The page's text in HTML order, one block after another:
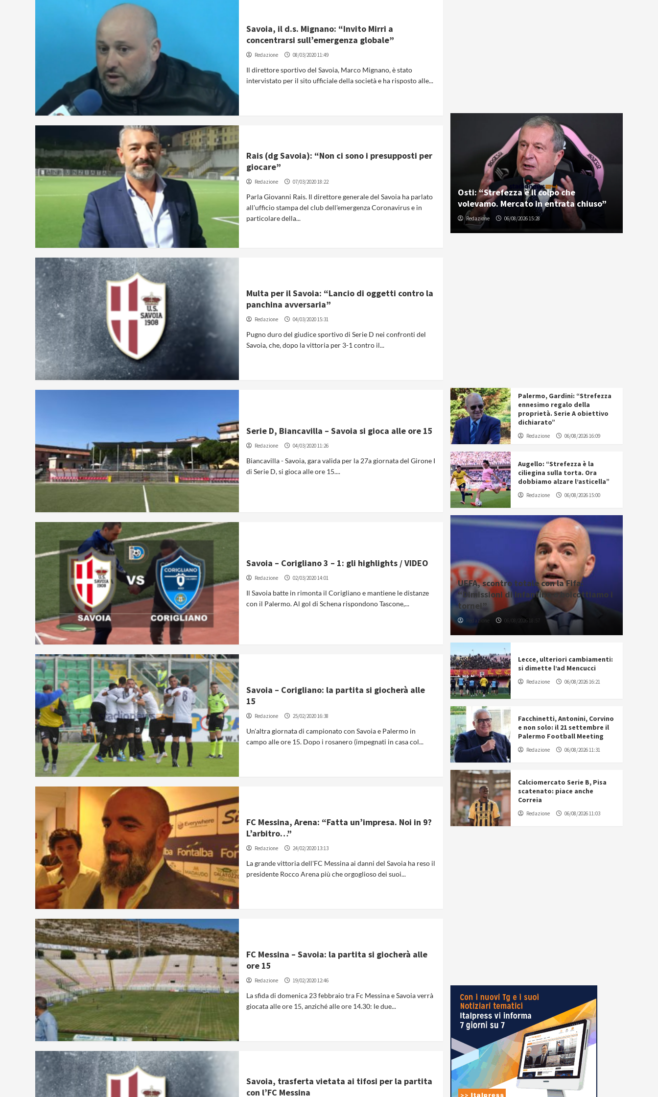
Savoia, il d.s. Mignano: “Invito Mirri a
concentrarsi sull’emergenza globale”
Redazione 08/03/2020 11:49
Il direttore sportivo del Savoia, Marco Mignano, è stato
intervistato per il sito ufficiale della società e ha risposto alle...
Rais (dg Savoia): “Non ci sono i presupposti per
giocare”
Redazione 07/03/2020 18:22
Parla Giovanni Rais. Il direttore generale del Savoia ha parlato
all'ufficio stampa del club dell'emergenza Coronavirus e in
particolare della...
Multa per il Savoia: “Lancio di oggetti contro la
panchina avversaria”
Redazione 04/03/2020 15:31
Pugno duro del giudice sportivo di Serie D nei confronti del
Savoia, che, dopo la vittoria per 3-1 contro il...
Serie D, Biancavilla – Savoia si gioca alle ore 15
Redazione 04/03/2020 11:26
Biancavilla - Savoia, gara valida per la 27a giornata del Girone I
di Serie D, si gioca alle ore 15....
Savoia – Corigliano 3 – 1: gli highlights / VIDEO
Redazione 02/03/2020 14:01
Il Savoia batte in rimonta il Corigliano e mantiene le distanze
con il Palermo. Al gol di Schena rispondono Tascone,...
Savoia – Corigliano: la partita si giocherà alle
15
Redazione 25/02/2020 16:38
Un'altra giornata di campionato con Savoia e Palermo in
campo alle ore 15. Dopo i rosanero (impegnati in casa col...
FC Messina, Arena: “Fatta un’impresa. Noi in 9?
L’arbitro…”
Redazione 24/02/2020 13:13
La grande vittoria dell'FC Messina ai danni del Savoia ha reso il
presidente Rocco Arena più che orgoglioso dei suoi...
FC Messina – Savoia: la partita si giocherà alle
ore 15
Redazione 19/02/2020 12:46
La sfida di domenica 23 febbraio tra Fc Messina e Savoia verrà
giocata alle ore 15, anziché alle ore 14.30: le due...
Savoia, trasferta vietata ai tifosi per la partita
con l’FC Messina
Osti: “Strefezza è il colpo che
volevamo. Mercato in entrata chiuso”
Redazione 06/08/2026 15:28
Palermo, Gardini: “Strefezza
ennesimo regalo della
proprietà. Serie A obiettivo
dichiarato”
Redazione 06/08/2026 16:09
Augello: “Strefezza è la
ciliegina sulla torta. Ora
dobbiamo alzare l’asticella”
Redazione 06/08/2026 15:00
UEFA, scontro totale con la Fifa:
“Dimissioni di Infantino o boicottiamo i
tornei”
Redazione 06/08/2026 18:57
Lecce, ulteriori cambiamenti:
si dimette l’ad Mencucci
Redazione 06/08/2026 16:21
Facchinetti, Antonini, Corvino
e non solo: il 21 settembre il
Palermo Football Meeting
Redazione 06/08/2026 11:31
Calciomercato Serie B, Pisa
scatenato: piace anche
Correia
Redazione 06/08/2026 11:03